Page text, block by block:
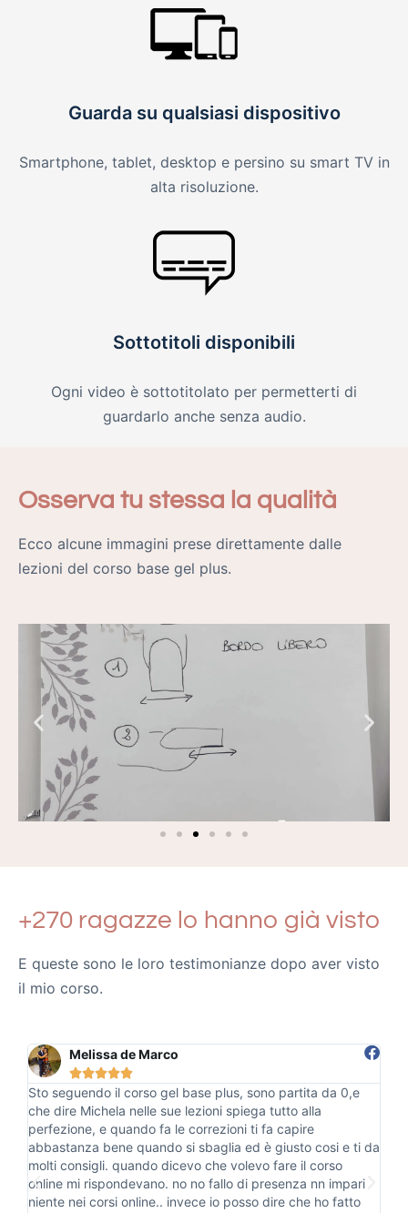
Guarda su qualsiasi dispositivo
Smartphone, tablet, desktop e persino su smart TV in
alta risoluzione.
Sottotitoli disponibili
Ogni video è sottotitolato per permetterti di
guardarlo anche senza audio.
Osserva tu stessa la qualità
Ecco alcune immagini prese direttamente dalle
lezioni del corso base gel plus.
+270 ragazze lo hanno già visto
E queste sono le loro testimonianze dopo aver visto
il mio corso.
Francesca Rossi

Ho appena finito il mio corso gel base plus con Michela e
posso dire che oltre ad essere stata una bellissima
esperienza, ho trovato una persona competente,
preparata, professionale e bravissima a spiegare. Esistono
ancora persone trasparenti che amano il loro lavoro e
sanno trasmetterlo. Super consigliati i suoi corsi, vi
troverete veramente bene e ne uscirete soddisfatti.